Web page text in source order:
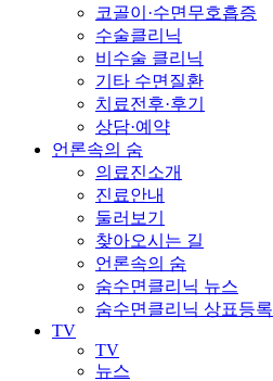
코골이·수면무호흡증
수술클리닉
비수술 클리닉
기타 수면질환
치료전후·후기
상담·예약
언론속의 숨
의료진소개
진료안내
둘러보기
찾아오시는 길
언론속의 숨
숨수면클리닉 뉴스
숨수면클리닉 상표등록
TV
TV
뉴스